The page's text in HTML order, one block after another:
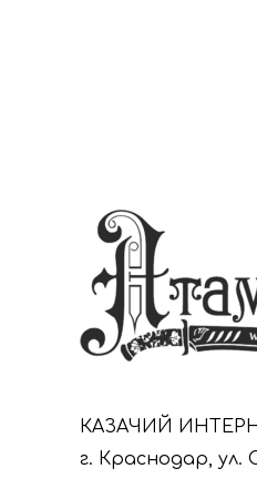
КАЗАЧИЙ
г. Краснодар, ул.